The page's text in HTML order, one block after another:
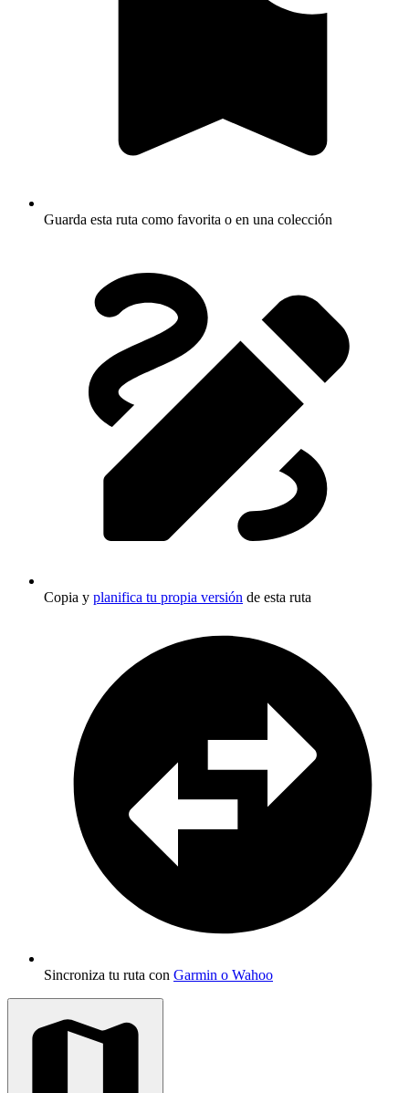
Guarda esta ruta como favorita o en una colección
Copia y planifica tu propia versión de esta ruta
Sincroniza tu ruta con Garmin o Wahoo